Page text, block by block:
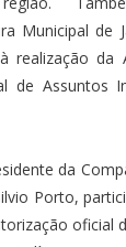
Municipal de
realização da
de Assuntos
da
Porto,
oficial